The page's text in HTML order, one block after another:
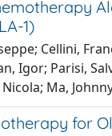
1)
Cellini,
Igor; Parisi,
Ma,
for